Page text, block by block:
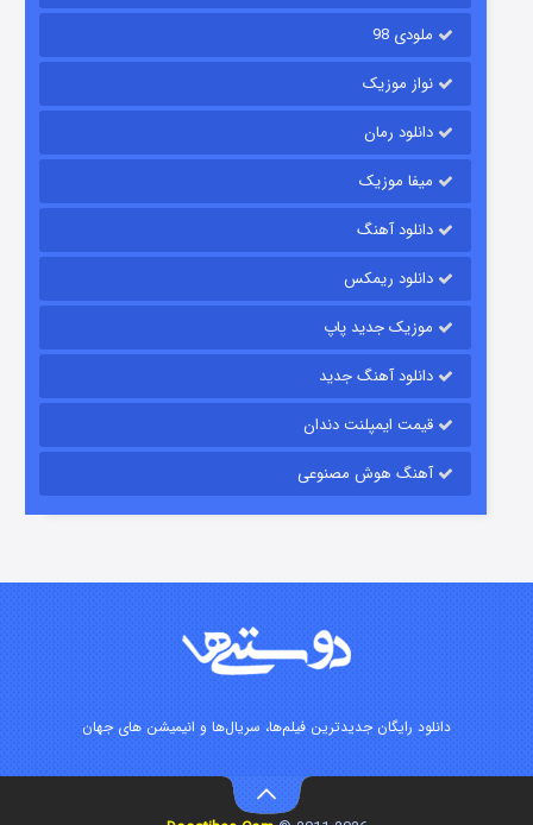
قسمت
قسمت۷ (زیرنویس) منتشر شد
ملودی 98
نواز موزیک
دانلود رمان
میفا موزیک
دانلود آهنگ
دانلود ریمکس
موزیک جدید پاپ
دانلود آهنگ جدید
قیمت ایمپلنت دندان
آهنگ هوش مصنوعی
دانلود رایگان جدیدترین فیلم‌ها، سریال‌ها و انیمیشن های جهان